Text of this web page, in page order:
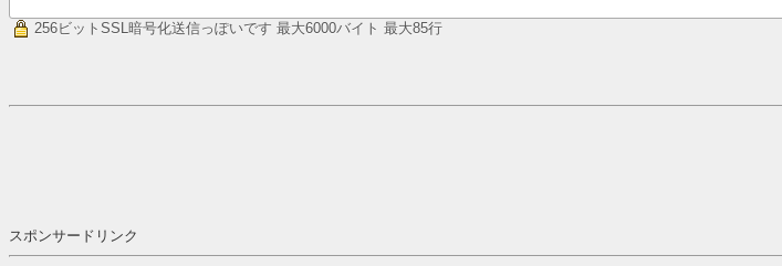
256ビットSSL暗号化送信っぽいです 最大6000バイト 最大85行
スポンサードリンク